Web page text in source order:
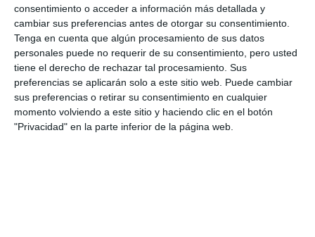
consentimiento o acceder a información más detallada y
cambiar sus preferencias antes de otorgar su consentimiento.
Tenga en cuenta que algún procesamiento de sus datos
personales puede no requerir de su consentimiento, pero usted
tiene el derecho de rechazar tal procesamiento. Sus
preferencias se aplicarán solo a este sitio web. Puede cambiar
sus preferencias o retirar su consentimiento en cualquier
momento volviendo a este sitio y haciendo clic en el botón
"Privacidad" en la parte inferior de la página web.
Avatés presents a cheque for
2,000 euros to the Cancer
Patient Support Foundation
ACTUALIDAD
Avatés entrega un cheque de
2.000 euros a la Fundación de
Apoyo al Paciente Oncológico